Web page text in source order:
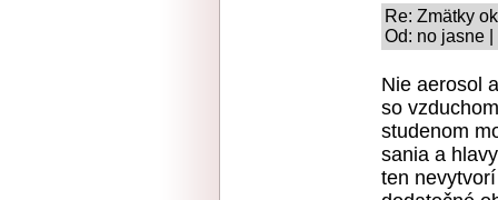
Re: Zmätky
Od: no jasne
Nie aerosol
so
studenom
sania a
ten